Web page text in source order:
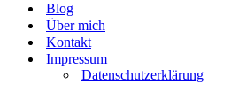
Blog
Über mich
Kontakt
Impressum
Datenschutzerklärung